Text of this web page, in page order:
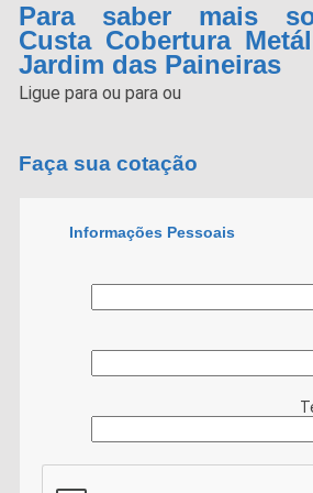
Para saber mais
Custa Cobertura
Jardim das Paineiras
Ligue paraou paraou
Faça sua cotação
Informações Pessoais